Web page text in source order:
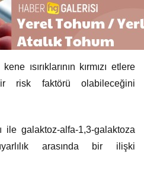
ısırıklarının kırmızı etlere
risk faktörü olabileceğini
galaktoz-alfa-1,3-galaktoza
arasında bir ilişki